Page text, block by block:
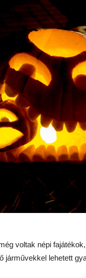
voltak népi
járművekkel lehetett